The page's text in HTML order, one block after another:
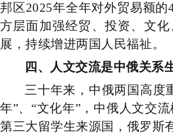
邦区2025年全年对外贸易额
方层面加强经贸、投资、文
展，持续增进两国人民福祉。
四、人文交流是中俄关系
三十年来，中俄两国高度
年”、“文化年”，中俄人文交
第三大留学生来源国，俄罗斯